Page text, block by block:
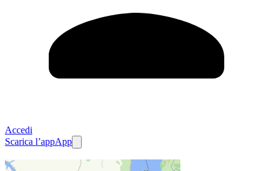
Accedi
Scarica l’appApp